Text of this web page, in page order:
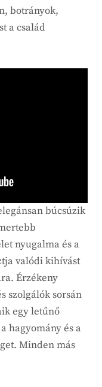
botrányok,
a család
búcsúzik
nyugalma és a
valódi kihívást
Érzékeny
szolgálók sorsán
egy letűnő
hagyomány és a
Minden más